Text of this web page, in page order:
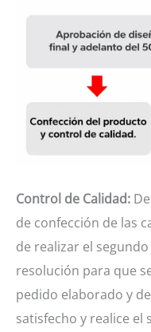
Control de Calidad:
de confección de las
de realizar el
resolución para que
pedido elaborado y
satisfecho y realice el